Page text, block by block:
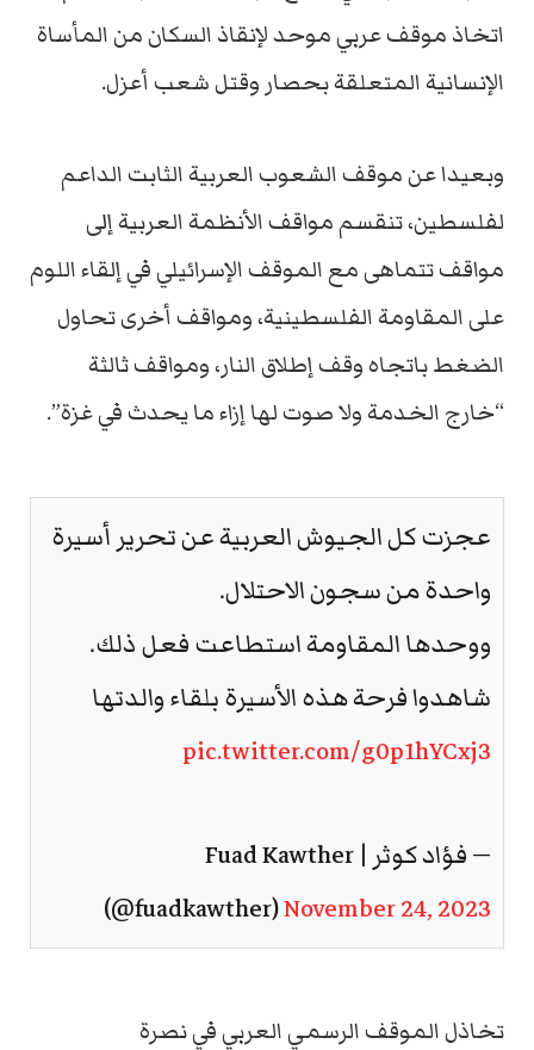
اتخاذ موقف عربي موحد لإنقاذ السكان من المأساة
الإنسانية المتعلقة بحصار وقتل شعب أعزل.
وبعيدا عن موقف الشعوب العربية الثابت الداعم
لفلسطين، تنقسم مواقف الأنظمة العربية إلى
مواقف تتماهى مع الموقف الإسرائيلي في إلقاء اللوم
على المقاومة الفلسطينية، ومواقف أخرى تحاول
الضغط باتجاه وقف إطلاق النار، ومواقف ثالثة
“خارج الخدمة ولا صوت لها إزاء ما يحدث في غزة”.
عجزت كل الجيوش العربية عن تحرير أسيرة
واحدة من سجون الاحتلال.
ووحدها المقاومة استطاعت فعل ذلك.
شاهدوا فرحة هذه الأسيرة بلقاء والدتها
pic.twitter.com/g0p1hYCxj3
— فؤاد كوثر | Fuad Kawther
(@fuadkawther)November 24, 2023
تخاذل الموقف الرسمي العربي في نصرة